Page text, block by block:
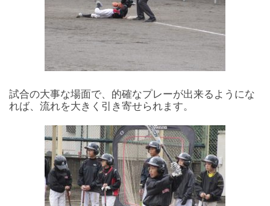
試合の大事な場面で、的確なプレーが出来るようにな
れば、流れを大きく引き寄せられます。